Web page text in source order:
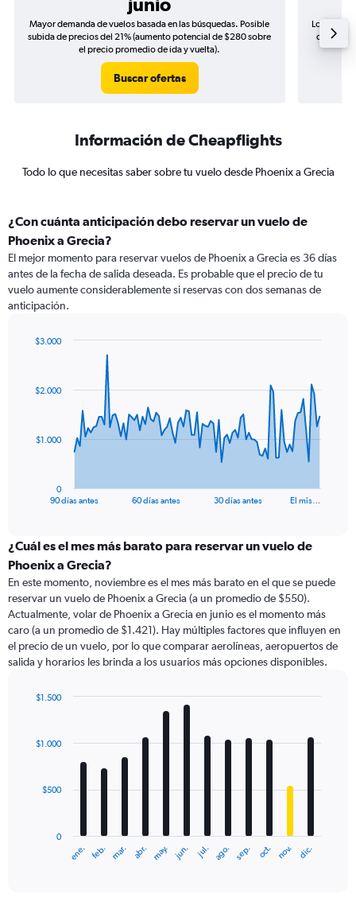
Mayor demanda de vuelos basada en las búsquedas. Posible
subida de precios del 21% (aumento potencial de $280 sobre
el precio promedio de ida y vuelta).
Buscar ofertas
Los
de
Información de Cheapflights
Todo lo que necesitas saber sobre tu vuelo desde Phoenix a Grecia
¿Con cuánta anticipación debo reservar un vuelo de
Phoenix a Grecia?
El mejor momento para reservar vuelos de Phoenix a Grecia es 36 días
antes de la fecha de salida deseada. Es probable que el precio de tu
vuelo aumente considerablemente si reservas con dos semanas de
anticipación.
data
The
categories.
Range:
categories.
The
chart
has
1
Y
displaying
90 días antes 60 días antes 30 días antes El mis…
0
$1.000
$2.000
$3.000
¿Cuál es el mes más barato para reservar un vuelo de
Phoenix a Grecia?
En este momento, noviembre es el mes más barato en el que se puede
reservar un vuelo de Phoenix a Grecia (a un promedio de $550).
Actualmente, volar de Phoenix a Grecia en junio es el momento más
caro (a un promedio de $1.421). Hay múltiples factores que influyen en
el precio de un vuelo, por lo que comparar aerolíneas, aeropuertos de
salida y horarios les brinda a los usuarios más opciones disponibles.
with
12
The
ene. feb. mar. abr. may. jun. jul. ago. sep. oct. nov. dic.
0
$500
$1.000
$1.500